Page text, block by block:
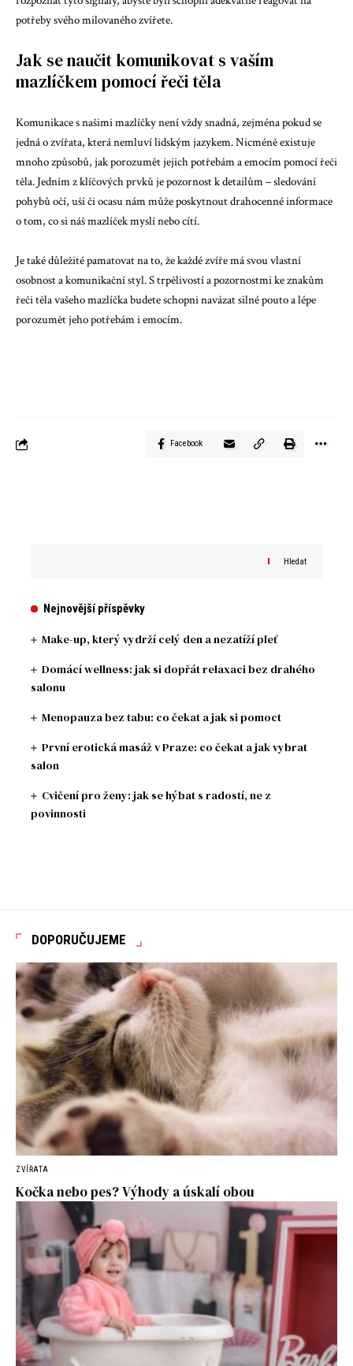
potřeby svého milovaného zvířete.
Jak se naučit komunikovat s vaším
mazlíčkem pomocí řeči těla
Komunikace s našimi mazlíčky není vždy snadná, zejména pokud se
jedná o zvířata, která nemluví lidským jazykem. Nicméně existuje
mnoho způsobů, jak porozumět jejich potřebám a emocím pomocí řeči
těla. Jedním z klíčových prvků je pozornost k detailům – sledování
pohybů očí, uší či ocasu nám může poskytnout drahocenné informace
o tom, co si náš mazlíček myslí nebo cítí.
Je také důležité pamatovat na to, že každé zvíře má svou vlastní
osobnost a komunikační styl. S trpělivostí a pozornostmi ke znakům
řeči těla vašeho mazlíčka budete schopni navázat silné pouto a lépe
porozumět jeho potřebám i emocím.
Facebook
Hledat
Nejnovější příspěvky
Make-up, který vydrží celý den a nezatíží pleť
Domácí wellness: jak si dopřát relaxaci bez drahého
salonu
Menopauza bez tabu: co čekat a jak si pomoct
První erotická masáž v Praze: co čekat a jak vybrat
salon
Cvičení pro ženy: jak se hýbat s radostí, ne z
povinnosti
DOPORUČUJEME
ZVÍŘATA
Kočka nebo pes? Výhody a úskalí obou